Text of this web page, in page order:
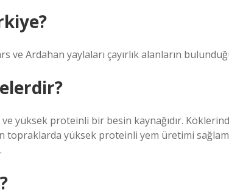
ve Ardahan yaylaları çayırlık alanların
yüksek proteinli bir besin kaynağıdır.
topraklarda yüksek proteinli yem üretimi